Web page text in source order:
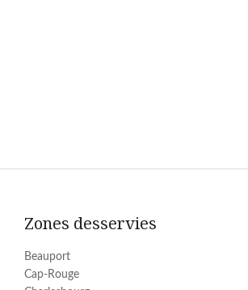
Zones desservies
Beauport
Cap-Rouge